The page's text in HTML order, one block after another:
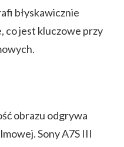
błyskawicznie
co jest kluczowe przy
obrazu odgrywa
Sony A7S III